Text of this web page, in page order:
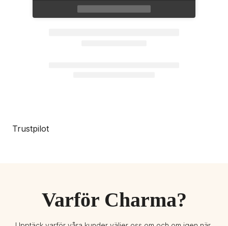
Trustpilot
Varför Charma?